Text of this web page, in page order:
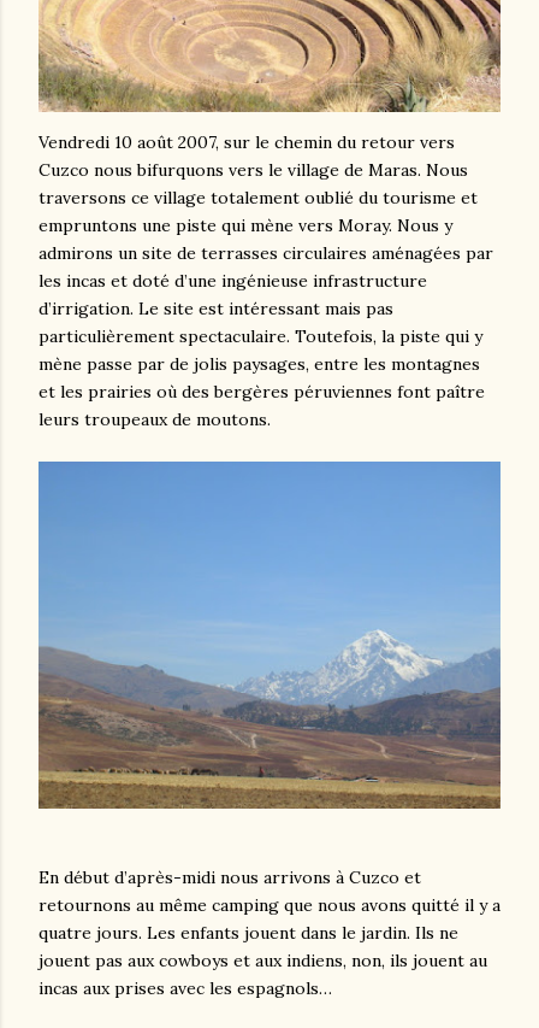
Vendredi 10 août 2007, sur le chemin du retour vers
Cuzco nous bifurquons vers le village de Maras. Nous
traversons ce village totalement oublié du tourisme et
empruntons une piste qui mène vers Moray. Nous y
admirons un site de terrasses circulaires aménagées par
les incas et doté d’une ingénieuse infrastructure
d’irrigation. Le site est intéressant mais pas
particulièrement spectaculaire. Toutefois, la piste qui y
mène passe par de jolis paysages, entre les montagnes
et les prairies où des bergères péruviennes font paître
leurs troupeaux de moutons.
En début d’après-midi nous arrivons à Cuzco et
retournons au même camping que nous avons quitté il y a
quatre jours. Les enfants jouent dans le jardin. Ils ne
jouent pas aux cowboys et aux indiens, non, ils jouent au
incas aux prises avec les espagnols…